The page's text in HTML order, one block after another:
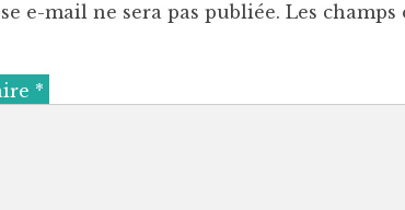
e-mail ne sera pas publiée. Les
*